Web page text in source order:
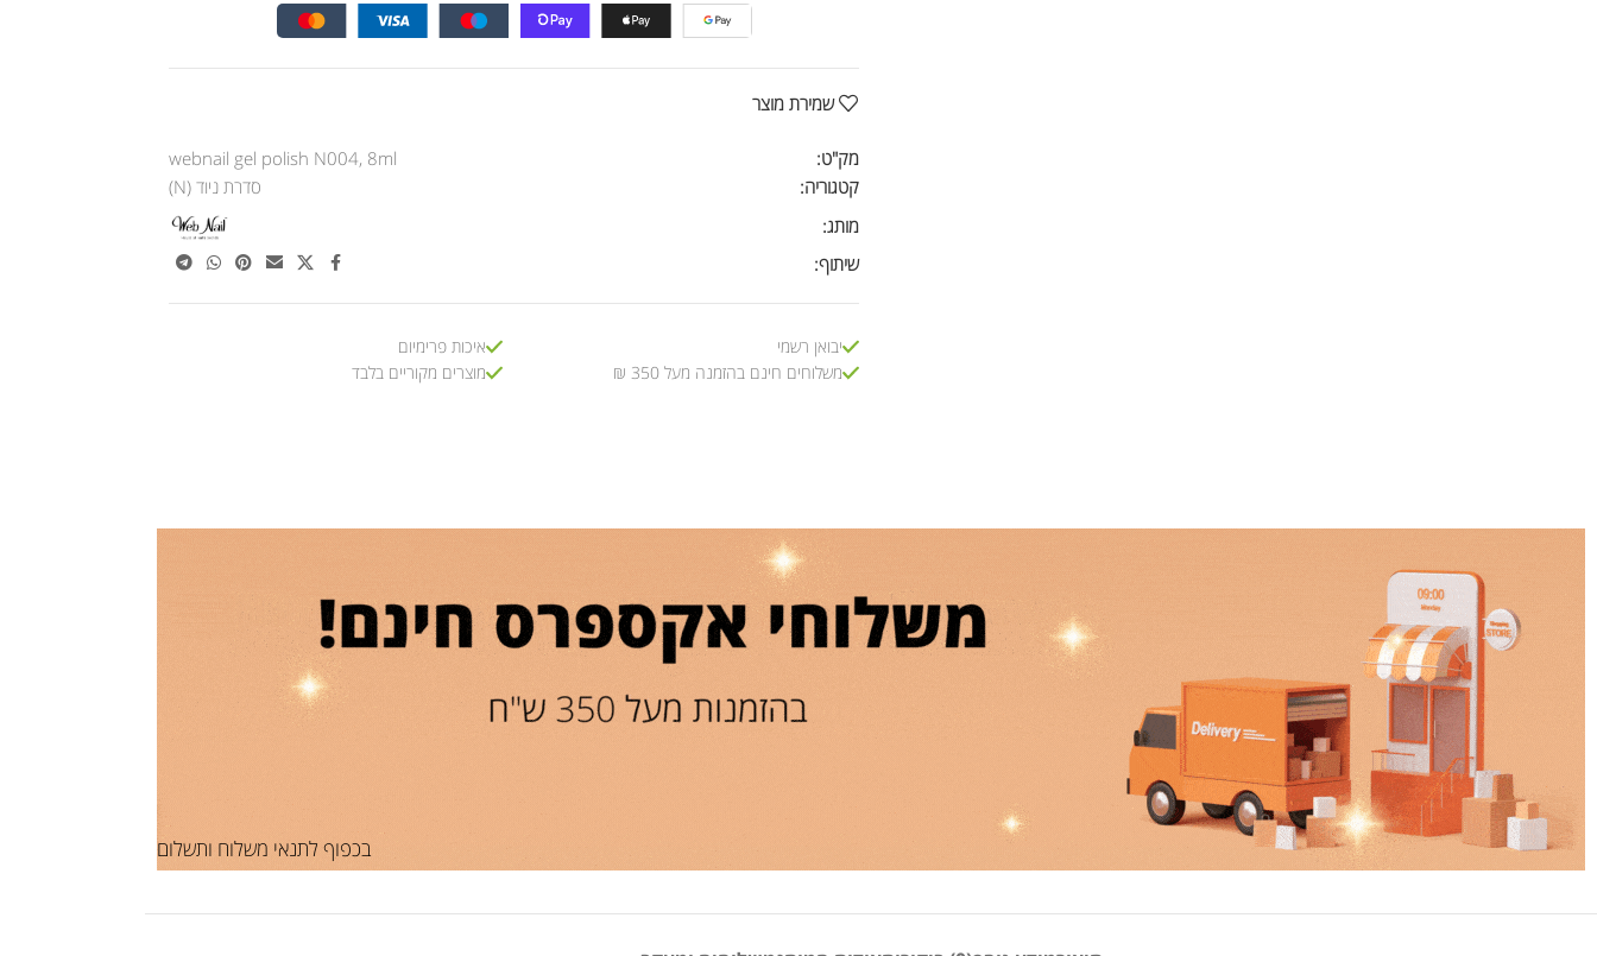
שמירת מוצר
מק"ט:
webnail gel polish N004, 8ml
קטגוריה:
סדרת ניוד (N)
מותג:
שיתוף:
יבואן רשמי
משלוחים חינם בהזמנה מעל 350 ₪
איכות פרימיום
מוצרים מקוריים בלבד
בכפוף לתנאי משלוח ותשלום